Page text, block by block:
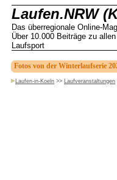
Laufen.NRW
Das überregionale Online-
Über 10.000 Beiträge zu
Laufsport
Fotos von der Winterlaufserie
Laufen-in-Koeln >> Laufveranstaltungen